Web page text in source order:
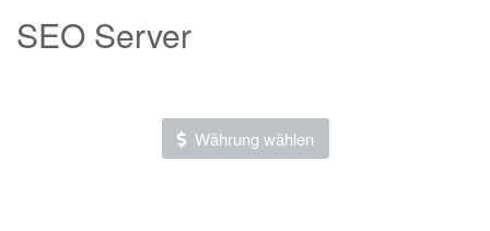
SEO Server
Währung wählen